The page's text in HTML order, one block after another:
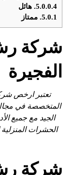
5.0.0.4. هائل
5.0.1. ممتاز
شركة
الفجيرة
تعتبر ارخص
المتخصصة في
الجيد مع جميع
الحشرات
شركة